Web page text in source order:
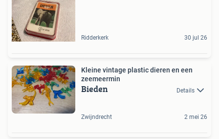
Ridderkerk 30 jul 26
Kleine vintage plastic dieren en een
zeemeermin
Bieden Details
Zwijndrecht 2 mei 26